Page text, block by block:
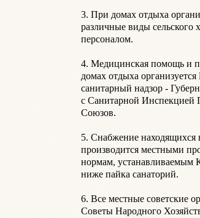
3. При домах отдыха
различные виды сельского
персоналом.
4. Медицинская помощь и
домах отдыха
санитарный надзор -
с Санитарной Инспекцией
Союзов.
5. Снабжение находящихся
производится местными
нормам, устанавливаемым
ниже пайка санаторий.
6. Все местные советские
Советы Народного